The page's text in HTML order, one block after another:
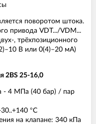
поворотом штока.
привода VDT.../VDM...
, трёхпозиционного
В или 0(4)–20 мА)
2BS 25-16,0
- 4 МПа (40 бар) / пар
°С
на клапане: 340 кПа